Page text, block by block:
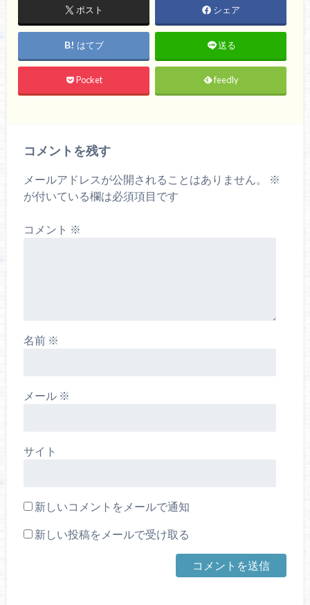
ポスト シェア
はてブ 送る
Pocket feedly
コメントを残す
メールアドレスが公開されることはありません。
※
が付いている欄は必須項目です
コメント ※
名前 ※
メール ※
サイト
新しいコメントをメールで通知
新しい投稿をメールで受け取る